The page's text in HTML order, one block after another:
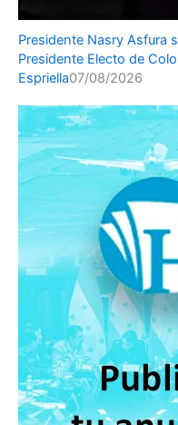
Presidente Nasry Asfura
Presidente Electo de
Espriella07/08/2026